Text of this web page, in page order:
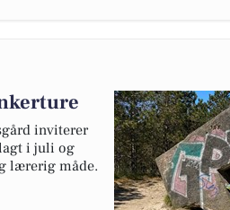
inviterer
i juli og
lærerig måde.